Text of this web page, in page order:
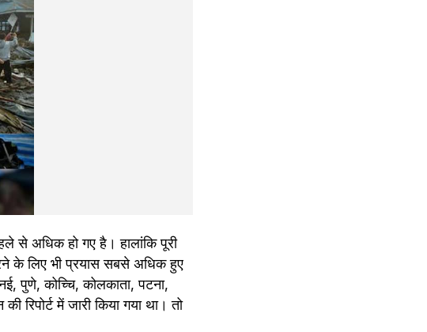
से अधिक हो गए है। हालांकि पूरी
के लिए भी प्रयास सबसे अधिक हुए
पुणे, कोच्चि, कोलकाता, पटना,
में जारी किया गया था। तो